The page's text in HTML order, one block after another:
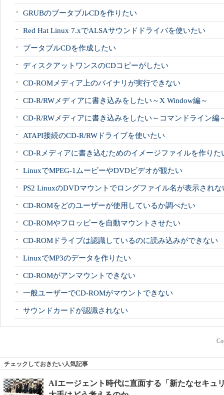
GRUBのブータブルCDを作りたい
Red Hat Linux 7.xでALSAサウンドドライバを使いたい
ブータブルCDを作成したい
ディスクアットワンスのCDコピーがしたい
CD-ROMメディア上のバイナリが実行できない
CD-R/RWメディアに書き込みをしたい～X Window編～
CD-R/RWメディアに書き込みをしたい～コマンドライン編
ATAPI接続のCD-R/RWドライブを使いたい
CD-Rメディアに書き込むためのイメージファイルを作りた
LinuxでMPEG-1ムービーやDVDビデオが観たい
PS2 LinuxのDVDマウントでロングファイル名が表示されな
CD-ROMをどのユーザーが使用しているか調べたい
CD-ROMやフロッピーを自動マウントさせたい
CD-ROMドライブは認識しているのに読み込みができない
LinuxでMP3のデータを作りたい
CD-ROMがアンマウントできない
一般ユーザーでCD-ROMがマウントできない
サウンドカードが認識されない
チェックしておきたい人気記事